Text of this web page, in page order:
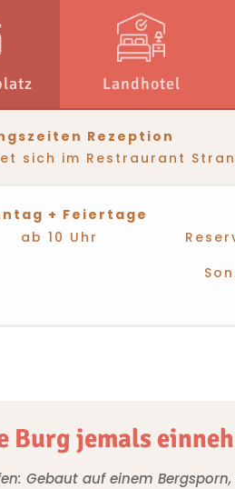
Landhotel
Rezeption
sich im Restraurant
+ Feiertage
ab 10 Uhr
Burg jemals
Gebaut auf einem